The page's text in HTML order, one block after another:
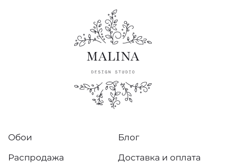
Обои
Распродажа
Блог
Доставка и оплата